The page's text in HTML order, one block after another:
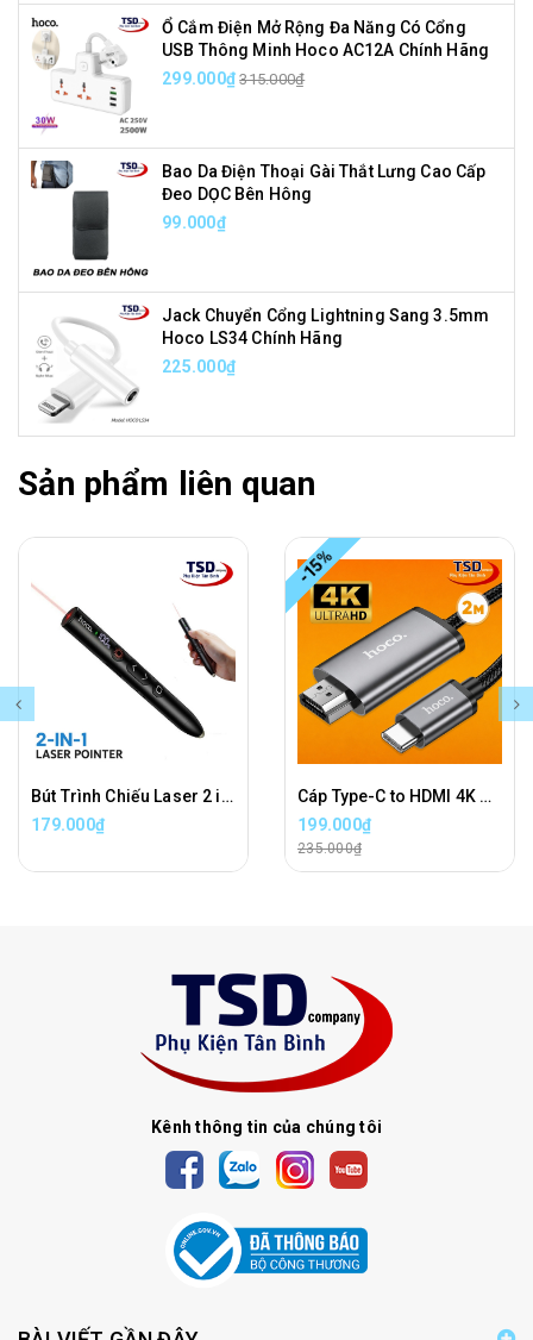
Ổ Cắm Điện Mở Rộng Đa Năng Có Cổng
USB Thông Minh Hoco AC12A Chính Hãng
299.000₫ 315.000₫
Bao Da Điện Thoại Gài Thắt Lưng Cao Cấp
Đeo DỌC Bên Hông
99.000₫
Jack Chuyển Cổng Lightning Sang 3.5mm
Hoco LS34 Chính Hãng
225.000₫
Sản phẩm liên quan
Bút Trình Chiếu Laser 2 in 1 Hoco GM203 Wireless Presenter Chính Hãng
179.000₫
-15%
Cáp Type-C to HDMI 4K Hoco UA27 Chính Hãng Dài 2 Mét
199.000₫
235.000₫
Kênh thông tin của chúng tôi